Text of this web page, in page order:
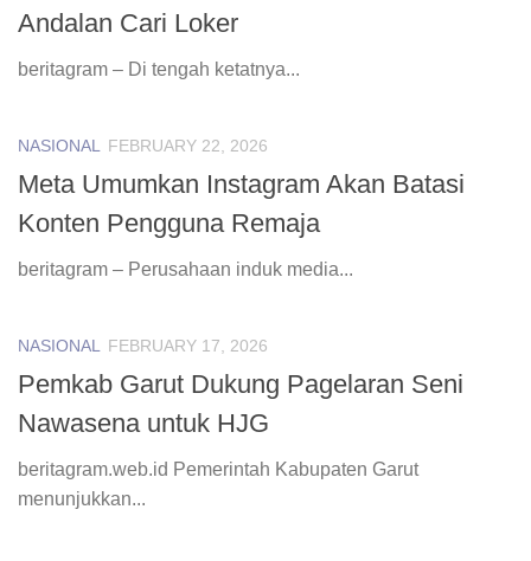
Andalan Cari Loker
beritagram – Di tengah ketatnya...
NASIONAL FEBRUARY 22, 2026
Meta Umumkan Instagram Akan Batasi
Konten Pengguna Remaja
beritagram – Perusahaan induk media...
NASIONAL FEBRUARY 17, 2026
Pemkab Garut Dukung Pagelaran Seni
Nawasena untuk HJG
beritagram.web.id Pemerintah Kabupaten Garut
menunjukkan...